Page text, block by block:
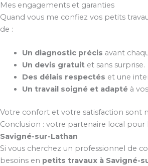
Mes engagements et garanties
Quand vous me confiez vos petits
de :
Un diagnostic précis avant
Un devis gratuitet sans surprise.
Des délais respectés et une
Un travail soigné et adaptéà
Votre confort et votre satisfaction sont
Conclusion : votre partenaire local pour
Savigné-sur-Lathan
Si vous cherchez un professionnel de
besoins en petits travaux à Savigné-